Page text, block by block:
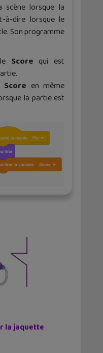
scène lorsque la
à-dire lorsque le
Son programme
Score qui est
Score en même
la partie est
la jaquette